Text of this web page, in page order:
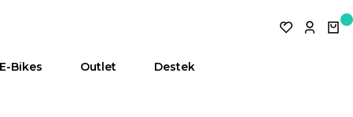
E-Bikes Outlet Destek